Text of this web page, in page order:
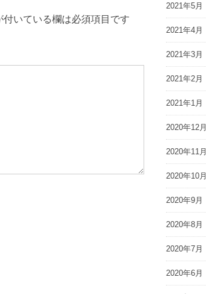
付いている欄は必須項目です
2021年5月
2021年4月
2021年3月
2021年2月
2021年1月
2020年12月
2020年11月
2020年10月
2020年9月
2020年8月
2020年7月
2020年6月